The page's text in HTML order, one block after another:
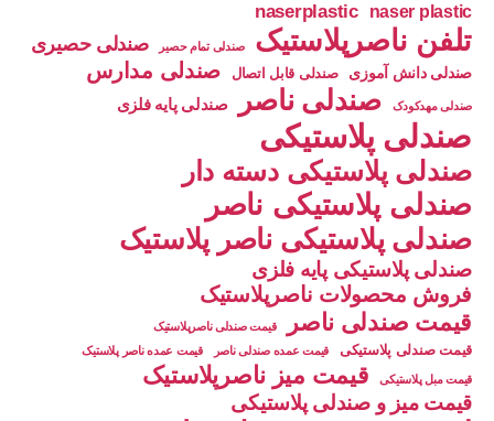
naserplastic naser plastic
تلفن ناصرپلاستیک صندلی تمام حصیر صندلی حصیری
صندلی دانش آموزی صندلی قابل اتصال صندلی مدارس
صندلی مهدکودک صندلی ناصر صندلی پایه فلزی
صندلی پلاستیکی
صندلی پلاستیکی دسته دار
صندلی پلاستیکی ناصر
صندلی پلاستیکی ناصر پلاستیک
صندلی پلاستیکی پایه فلزی
فروش محصولات ناصرپلاستیک
قیمت صندلی ناصر قیمت صندلی ناصرپلاستیک
قیمت صندلی پلاستیکی قیمت عمده صندلی ناصر قیمت عمده ناصر پلاستیک
قیمت مبل پلاستیکی قیمت میز ناصرپلاستیک
قیمت میز و صندلی پلاستیکی